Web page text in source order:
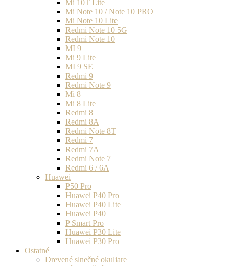
Mi 10T Lite
Mi Note 10 / Note 10 PRO
Mi Note 10 Lite
Redmi Note 10 5G
Redmi Note 10
MI 9
Mi 9 Lite
MI 9 SE
Redmi 9
Redmi Note 9
Mi 8
Mi 8 Lite
Redmi 8
Redmi 8A
Redmi Note 8T
Redmi 7
Redmi 7A
Redmi Note 7
Redmi 6 / 6A
Huawei
P50 Pro
Huawei P40 Pro
Huawei P40 Lite
Huawei P40
P Smart Pro
Huawei P30 Lite
Huawei P30 Pro
Ostatné
Drevené slnečné okuliare